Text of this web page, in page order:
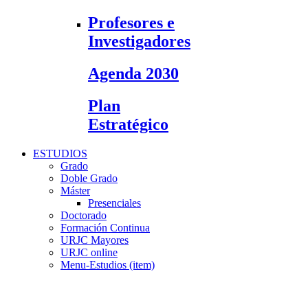
Profesores e
Investigadores
Agenda 2030
Plan
Estratégico
ESTUDIOS
Grado
Doble Grado
Máster
Presenciales
Doctorado
Formación Continua
URJC Mayores
URJC online
Menu-Estudios (item)